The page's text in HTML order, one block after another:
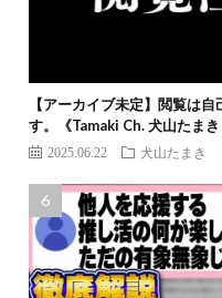
【アーカイブ未定】閲覧は
す。《Tamaki Ch. 犬山たまき
2025.06.22 犬山たまき